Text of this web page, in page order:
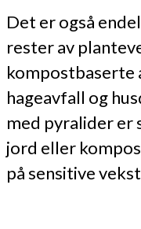
Det er også
rester av
kompostbaserte
hageavfall og
med pyralider
jord eller
på sensitive